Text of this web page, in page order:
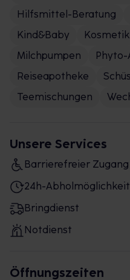
Hilfsmittel-Beratung
Kind&Baby
Kosmetik
Milchpumpen
Reiseapotheke
Teemischungen
Unsere Services
Barrierefreier Zugang
24h-Abholmöglichkeit
Bringdienst
Notdienst
Öffnungszeiten